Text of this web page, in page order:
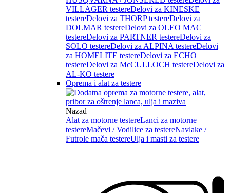
VILLAGER testereDelovi za KINESKE
testereDelovi za THORP testereDelovi za
DOLMAR testereDelovi za OLEO MAC
testereDelovi za PARTNER testereDelovi za
SOLO testereDelovi za ALPINA testereDelovi
za HOMELITE testereDelovi za ECHO
testereDelovi za McCULLOCH testereDelovi za
AL-KO testere
Oprema i alat za testere
Nazad
Alat za motorne testereLanci za motorne
testereMačevi / Vodilice za testereNavlake /
Futrole mača testereUlja i masti za testere